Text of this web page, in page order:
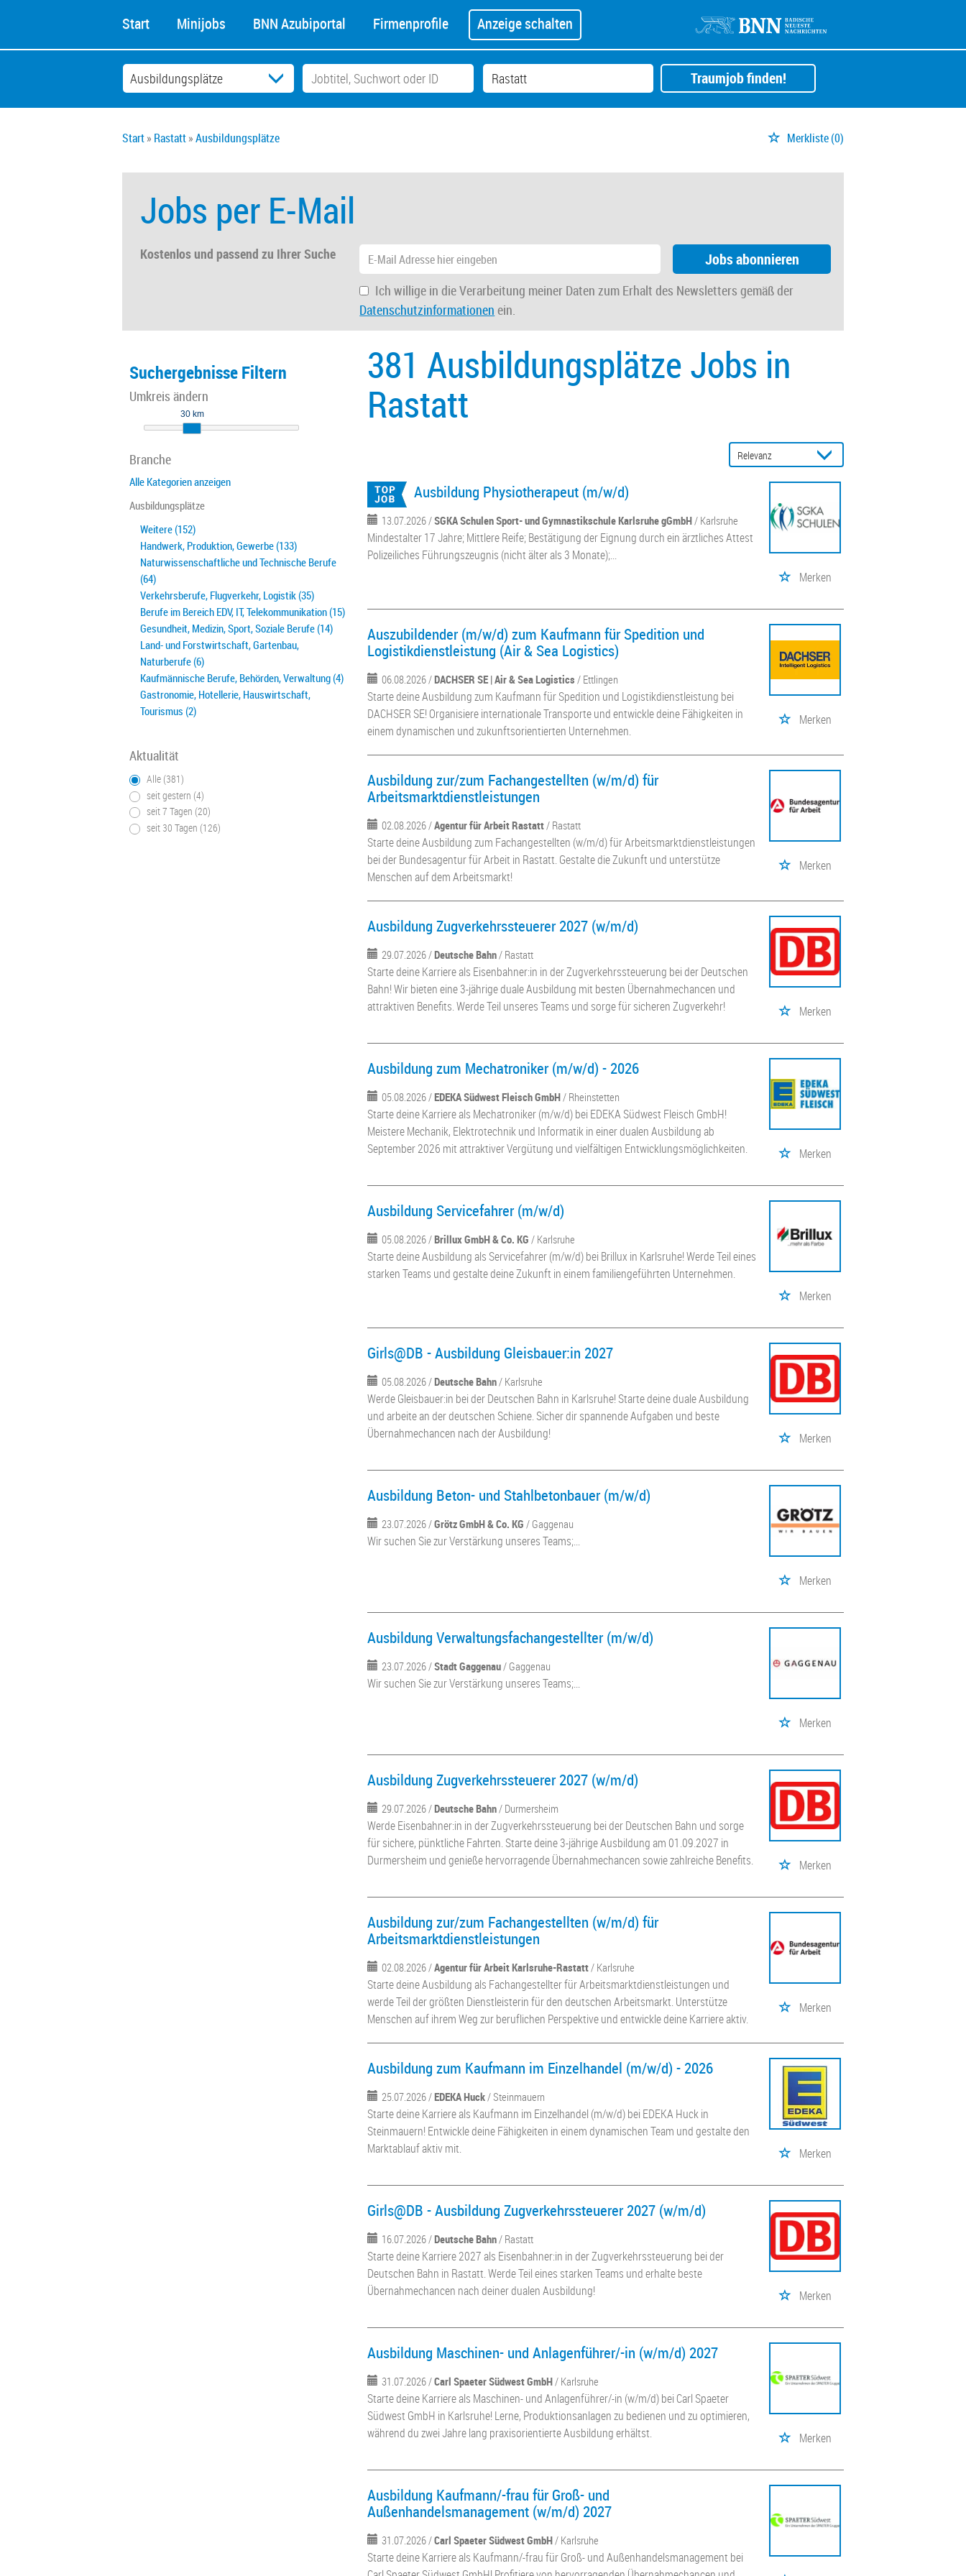
Start Minijobs BNN Azubiportal Firmenprofile Anzeige schalten
Traumjob finden!
Start Rastatt Ausbildungsplätze Merkliste(0)
Jobs per E-Mail
Kostenlos und passend zu Ihrer Suche Jobs abonnieren
Ich willige in die Verarbeitung meiner Daten zum Erhalt des Newsletters gemäß der
Datenschutzinformationen ein.
Suchergebnisse Filtern
Umkreis ändern
30 km
Branche
Alle Kategorien anzeigen
Ausbildungsplätze
Weitere (152)
Handwerk, Produktion, Gewerbe (133)
Naturwissenschaftliche und Technische Berufe
(64)
Verkehrsberufe, Flugverkehr, Logistik (35)
Berufe im Bereich EDV, IT, Telekommunikation (15)
Gesundheit, Medizin, Sport, Soziale Berufe (14)
Land- und Forstwirtschaft, Gartenbau,
Naturberufe (6)
Kaufmännische Berufe, Behörden, Verwaltung (4)
Gastronomie, Hotellerie, Hauswirtschaft,
Tourismus (2)
Aktualität
Alle (381)
seit gestern (4)
seit 7 Tagen (20)
seit 30 Tagen (126)
381 Ausbildungsplätze Jobs in
Rastatt
Ausbildung Physiotherapeut (m/w/d)
13.07.2026 /SGKA Schulen Sport- und Gymnastikschule Karlsruhe gGmbH/ Karlsruhe
Mindestalter 17 Jahre; Mittlere Reife; Bestätigung der Eignung durch ein ärztliches Attest
Polizeiliches Führungszeugnis (nicht älter als 3 Monate);...
Merken
Auszubildender (m/w/d) zum Kaufmann für Spedition und
Logistikdienstleistung (Air & Sea Logistics)
06.08.2026 /DACHSER SE | Air & Sea Logistics / Ettlingen
Starte deine Ausbildung zum Kaufmann für Spedition und Logistikdienstleistung bei
DACHSER SE! Organisiere internationale Transporte und entwickle deine Fähigkeiten in
einem dynamischen und zukunftsorientierten Unternehmen.
Merken
Ausbildung zur/zum Fachangestellten (w/m/d) für
Arbeitsmarktdienstleistungen
02.08.2026 /Agentur für Arbeit Rastatt/ Rastatt
Starte deine Ausbildung zum Fachangestellten (w/m/d) für Arbeitsmarktdienstleistungen
bei der Bundesagentur für Arbeit in Rastatt. Gestalte die Zukunft und unterstütze
Menschen auf dem Arbeitsmarkt!
Merken
Ausbildung Zugverkehrssteuerer 2027 (w/m/d)
29.07.2026 /Deutsche Bahn/ Rastatt
Starte deine Karriere als Eisenbahner:in in der Zugverkehrssteuerung bei der Deutschen
Bahn! Wir bieten eine 3-jährige duale Ausbildung mit besten Übernahmechancen und
attraktiven Benefits. Werde Teil unseres Teams und sorge für sicheren Zugverkehr!
Merken
Ausbildung zum Mechatroniker (m/w/d) - 2026
05.08.2026 /EDEKA Südwest Fleisch GmbH/ Rheinstetten
Starte deine Karriere als Mechatroniker (m/w/d) bei EDEKA Südwest Fleisch GmbH!
Meistere Mechanik, Elektrotechnik und Informatik in einer dualen Ausbildung ab
September 2026 mit attraktiver Vergütung und vielfältigen Entwicklungsmöglichkeiten.
Merken
Ausbildung Servicefahrer (m/w/d)
05.08.2026 /Brillux GmbH & Co. KG / Karlsruhe
Starte deine Ausbildung als Servicefahrer (m/w/d) bei Brillux in Karlsruhe! Werde Teil eines
starken Teams und gestalte deine Zukunft in einem familiengeführten Unternehmen.
Merken
Girls@DB - Ausbildung Gleisbauer:in 2027
05.08.2026 /Deutsche Bahn/ Karlsruhe
Werde Gleisbauer:in bei der Deutschen Bahn in Karlsruhe! Starte deine duale Ausbildung
und arbeite an der deutschen Schiene. Sicher dir spannende Aufgaben und beste
Übernahmechancen nach der Ausbildung!
Merken
Ausbildung Beton- und Stahlbetonbauer (m/w/d)
23.07.2026 /Grötz GmbH & Co. KG / Gaggenau
Wir suchen Sie zur Verstärkung unseres Teams;...
Merken
Ausbildung Verwaltungsfachangestellter (m/w/d)
23.07.2026 /Stadt Gaggenau/ Gaggenau
Wir suchen Sie zur Verstärkung unseres Teams;...
Merken
Ausbildung Zugverkehrssteuerer 2027 (w/m/d)
29.07.2026 /Deutsche Bahn/ Durmersheim
Werde Eisenbahner:in in der Zugverkehrssteuerung bei der Deutschen Bahn und sorge
für sichere, pünktliche Fahrten. Starte deine 3-jährige Ausbildung am 01.09.2027 in
Durmersheim und genieße hervorragende Übernahmechancen sowie zahlreiche Benefits.
Merken
Ausbildung zur/zum Fachangestellten (w/m/d) für
Arbeitsmarktdienstleistungen
02.08.2026 /Agentur für Arbeit Karlsruhe-Rastatt/ Karlsruhe
Starte deine Ausbildung als Fachangestellter für Arbeitsmarktdienstleistungen und
werde Teil der größten Dienstleisterin für den deutschen Arbeitsmarkt. Unterstütze
Menschen auf ihrem Weg zur beruflichen Perspektive und entwickle deine Karriere aktiv.
Merken
Ausbildung zum Kaufmann im Einzelhandel (m/w/d) - 2026
25.07.2026 /EDEKA Huck/ Steinmauern
Starte deine Karriere als Kaufmann im Einzelhandel (m/w/d) bei EDEKA Huck in
Steinmauern! Entwickle deine Fähigkeiten in einem dynamischen Team und gestalte den
Marktablauf aktiv mit.
Merken
Girls@DB - Ausbildung Zugverkehrssteuerer 2027 (w/m/d)
16.07.2026 /Deutsche Bahn/ Rastatt
Starte deine Karriere 2027 als Eisenbahner:in in der Zugverkehrssteuerung bei der
Deutschen Bahn in Rastatt. Werde Teil eines starken Teams und erhalte beste
Übernahmechancen nach deiner dualen Ausbildung!
Merken
Ausbildung Maschinen- und Anlagenführer/-in (w/m/d) 2027
31.07.2026 /Carl Spaeter Südwest GmbH/ Karlsruhe
Starte deine Karriere als Maschinen- und Anlagenführer/-in (w/m/d) bei Carl Spaeter
Südwest GmbH in Karlsruhe! Lerne, Produktionsanlagen zu bedienen und zu optimieren,
während du zwei Jahre lang praxisorientierte Ausbildung erhältst.
Merken
Ausbildung Kaufmann/-frau für Groß- und
Außenhandelsmanagement (w/m/d) 2027
31.07.2026 /Carl Spaeter Südwest GmbH/ Karlsruhe
Starte deine Karriere als Kaufmann/-frau für Groß- und Außenhandelsmanagement bei